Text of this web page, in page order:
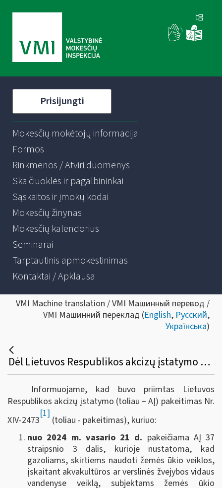
Prisijungti
Mokesčių mokėtojų informacija
Formos
Rinkmenos / Atviri duomenys
Skaičiuoklės ir pagalbininkai
Sąskaitos ir įmokų kodai
Mokesčių žinynas
Mokesčių kalendorius
Seminarai
Tarptautinis apmokestinimas
Kontaktai / Apklausa
VMI Machine translation / VMI Машинный перевод /
VMI Машинний переклад (English, Русский,
Українська)
Dėl Lietuvos Respublikos akcizų įstatymo pakeitimo
Informuojame, kad buvo priimtas Lietuvos
Respublikos akcizų įstatymo (toliau − AĮ) pakeitimas Nr.
XIV-2473
[1]
(toliau - pakeitimas), kuriuo:
nuo 2024 m. vasario 21 d. pakeičiama AĮ 37
straipsnio 3 dalis, kurioje nustatoma, kad
gazoliams, skirtiems naudoti žemės ūkio veiklos,
įskaitant akvakultūros ar verslinės žvejybos vidaus
vandenyse veiklą, subjektams žemės ūkio